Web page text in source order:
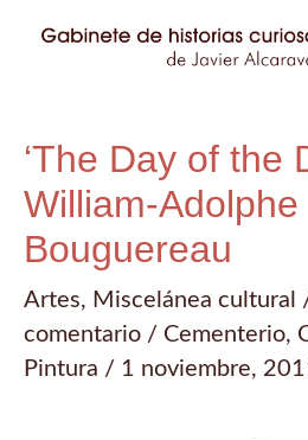
‘The Day of the
William-Adolphe
Bouguereau
Artes, Miscelánea cultural
comentario / Cementerio,
Pintura / 1 noviembre,